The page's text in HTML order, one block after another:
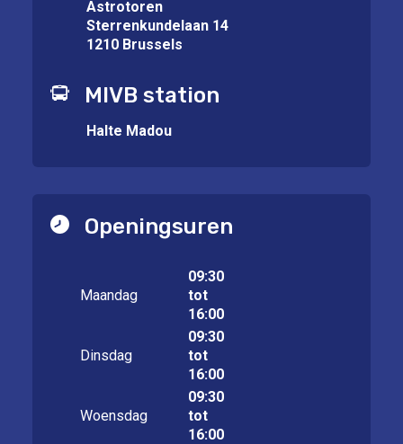
Astrotoren
Sterrenkundelaan 14
1210 Brussels
MIVB station
Halte Madou
Openingsuren
Maandag
09:30
tot
16:00
Dinsdag
09:30
tot
16:00
Woensdag
09:30
tot
16:00